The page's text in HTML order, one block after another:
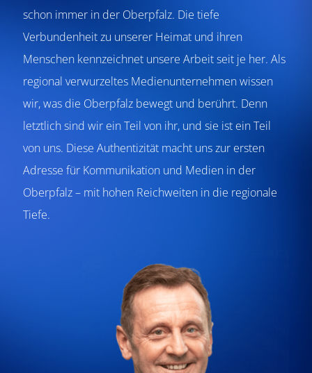
schon immer in der Oberpfalz. Die tiefe
Verbundenheit zu unserer Heimat und ihren
Menschen kennzeichnet unsere Arbeit seit je her. Als
regional verwurzeltes Medienunternehmen wissen
wir, was die Oberpfalz bewegt und berührt. Denn
letztlich sind wir ein Teil von ihr, und sie ist ein Teil
von uns. Diese Authentizität macht uns zur ersten
Adresse für Kommunikation und Medien in der
Oberpfalz – mit hohen Reichweiten in die regionale
Tiefe.